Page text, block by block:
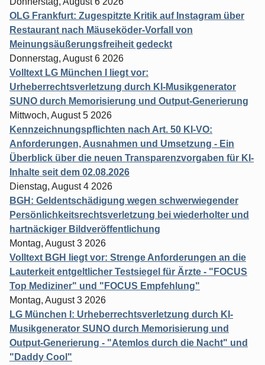
OLG Frankfurt: Zugespitzte Kritik auf Instagram über
Restaurant nach Mäuseköder-Vorfall von
Meinungsäußerungsfreiheit gedeckt
Donnerstag, August 6 2026
Volltext LG München I liegt vor:
Urheberrechtsverletzung durch KI-Musikgenerator
SUNO durch Memorisierung und Output-Generierung
Mittwoch, August 5 2026
Kennzeichnungspflichten nach Art. 50 KI-VO:
Anforderungen, Ausnahmen und Umsetzung - Ein
Überblick über die neuen Transparenzvorgaben für KI-
Inhalte seit dem 02.08.2026
Dienstag, August 4 2026
BGH: Geldentschädigung wegen schwerwiegender
Persönlichkeitsrechtsverletzung bei wiederholter und
hartnäckiger Bildveröffentlichung
Montag, August 3 2026
Volltext BGH liegt vor: Strenge Anforderungen an die
Lauterkeit entgeltlicher Testsiegel für Ärzte - "FOCUS
Top Mediziner" und "FOCUS Empfehlung"
Montag, August 3 2026
LG München I: Urheberrechtsverletzung durch KI-
Musikgenerator SUNO durch Memorisierung und
Output-Generierung - "Atemlos durch die Nacht" und
"Daddy Cool"